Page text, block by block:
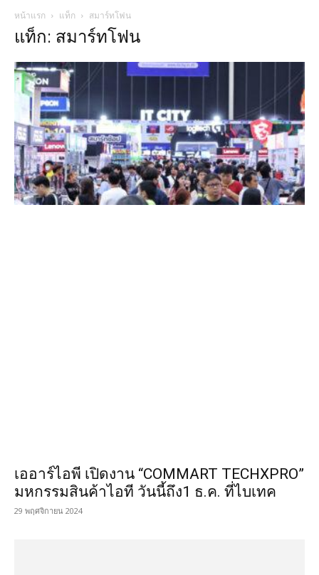
หน้าแรก แท็ก สมาร์ทโฟน
แท็ก: สมาร์ทโฟน
เออาร์ไอพี เปิดงาน “COMMART TECHXPRO”
มหกรรมสินค้าไอที วันนี้ถึง1 ธ.ค. ที่ไบเทค
29 พฤศจิกายน 2024